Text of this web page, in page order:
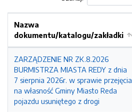
Nazwa
dokumentu/katalogu/zakładki
ZARZĄDZENIE NR ZK.8.2026
BURMISTRZA MIASTA REDY z dnia
7 sierpnia 2026r. w sprawie przejęcia
na własność Gminy Miasto Reda
pojazdu usuniętego z drogi